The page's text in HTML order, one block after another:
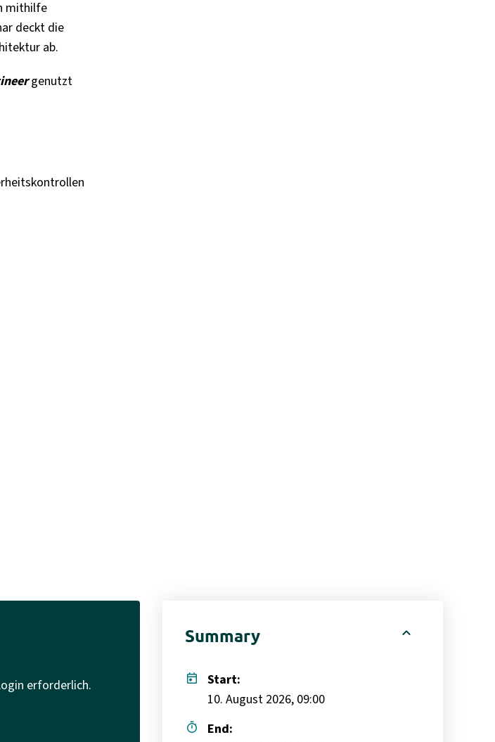
mithilfe
deckt die
ab.
genutzt
erforderlich.
Summary expand_less
today
Start:
10. August 2026, 09:00
timer
End: